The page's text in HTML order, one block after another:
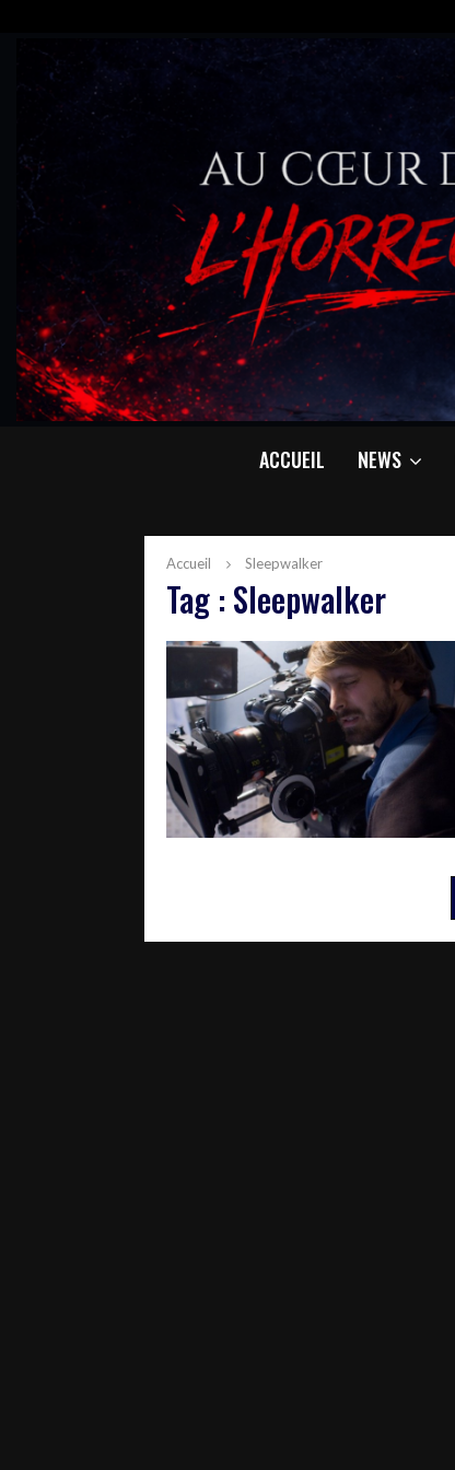
ACCUEIL NEWS
Accueil Sleepwalker
Tag : Sleepwalker